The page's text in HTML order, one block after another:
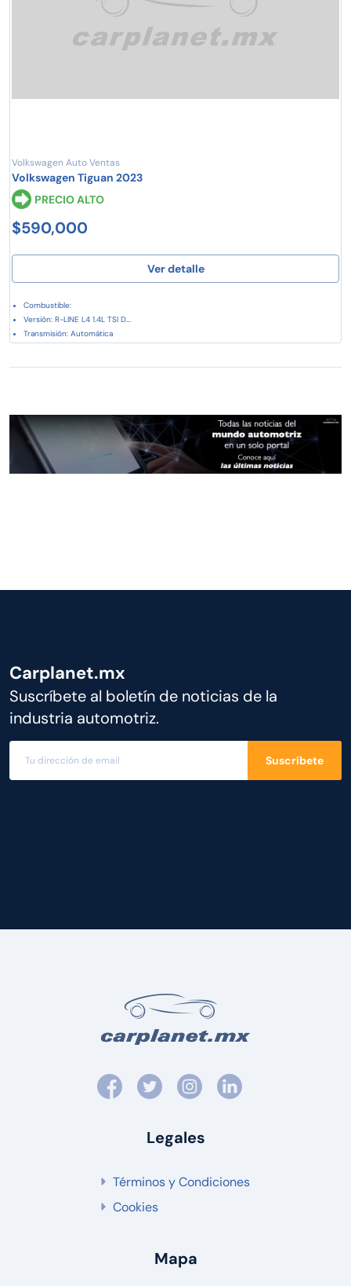
Volkswagen Auto Ventas
Volkswagen Tiguan 2023
PRECIO ALTO
$590,000
Ver detalle
Combustible:
Versión: R-LINE L4 1.4L TSI D...
Transmisión: Automática
Carplanet.mx
Suscríbete al boletín de noticias de la
industria automotriz.
Suscríbete
Legales
Términos y Condiciones
Cookies
Mapa